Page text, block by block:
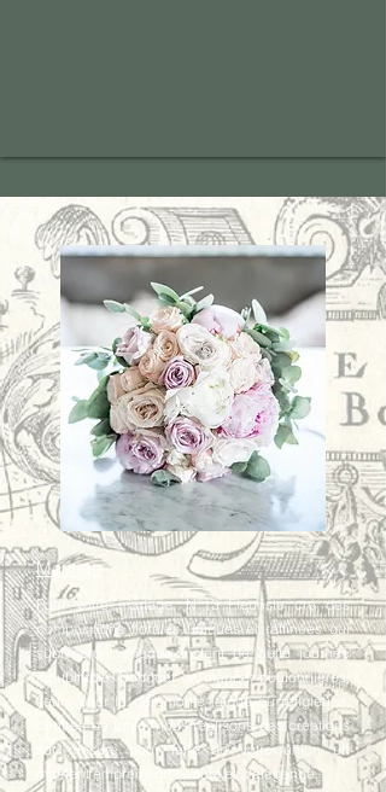
Mariage
Pour votre mariage, N°13 Fleuriste cré des
compositions florales uniques et raffinées qui
sublimeront chaque instant de cette journée
inoubliable. Bouquet de mariée, boutonnières,
fleurs pour la cérémonie laïque ou religieuse,
centres de table, nous réalisons des créations
sur mesure pour faire de votre union un
moment empreint de beauté et d’élégance.